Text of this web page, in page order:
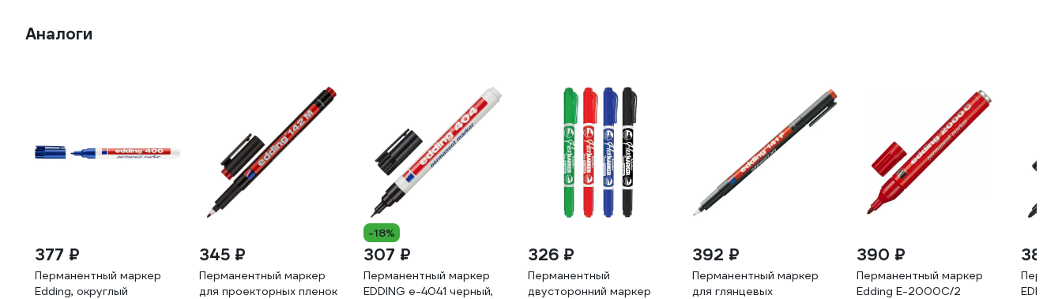
Аналоги
377 ₽
Перманентный маркер
Edding, округлый
345 ₽
Перманентный маркер
для проекторных пленок
-18%
307 ₽
Перманентный маркер
EDDING e-4041 черный,
326 ₽
Перманентный
двусторонний маркер
392 ₽
Перманентный маркер
для глянцевых
390 ₽
Перманентный маркер
Edding E-2000C/2
386